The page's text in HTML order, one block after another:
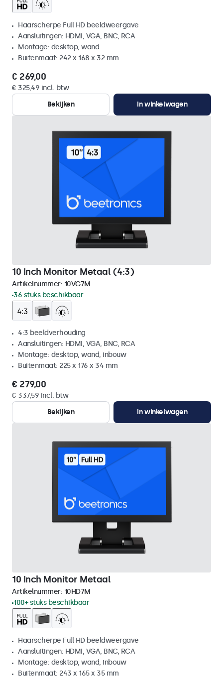
Haarscherpe Full HD beeldweergave
Aansluitingen: HDMI, VGA, BNC, RCA
Montage: desktop, wand
Buitenmaat: 242 x 168 x 32 mm
€ 269,00
€ 325,49 incl. btw
Bekijken
In winkelwagen
10 Inch Monitor Metaal (4:3)
Artikelnummer: 10VG7M
36 stuks beschikbaar
4:3 beeldverhouding
Aansluitingen: HDMI, VGA, BNC, RCA
Montage: desktop, wand, inbouw
Buitenmaat: 225 x 176 x 34 mm
€ 279,00
€ 337,59 incl. btw
Bekijken
In winkelwagen
10 Inch Monitor Metaal
Artikelnummer: 10HD7M
100+ stuks beschikbaar
Haarscherpe Full HD beeldweergave
Aansluitingen: HDMI, VGA, BNC, RCA
Montage: desktop, wand, inbouw
Buitenmaat: 243 x 165 x 35 mm